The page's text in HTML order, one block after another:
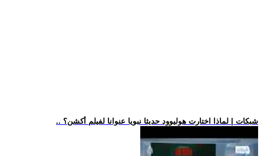
.. شبكات | لماذا اختارت هوليوود حديثا نبويا عنوانا لفيلم أكشن؟